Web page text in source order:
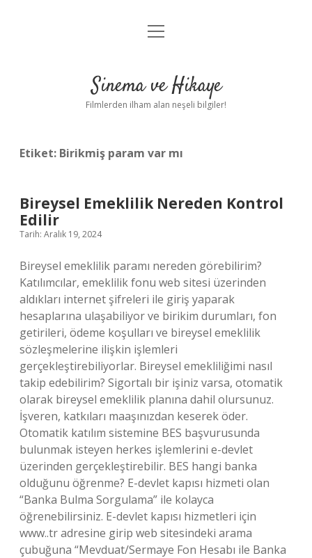
Gizlilik Politikası
Yasal Uyarı
menüyü
Sinema ve Hikaye
Filmlerden ilham alan neşeli bilgiler!
Etiket: Birikmiş param var mı
Bireysel Emeklilik Nereden Kontrol
Edilir
Tarih: Aralık 19, 2024
Bireysel emeklilik paramı nereden görebilirim?
Katılımcılar, emeklilik fonu web sitesi üzerinden
aldıkları internet şifreleri ile giriş yaparak
hesaplarına ulaşabiliyor ve birikim durumları, fon
getirileri, ödeme koşulları ve bireysel emeklilik
sözleşmelerine ilişkin işlemleri
gerçekleştirebiliyorlar. Bireysel emekliliğimi nasıl
takip edebilirim? Sigortalı bir işiniz varsa, otomatik
olarak bireysel emeklilik planına dahil olursunuz.
İşveren, katkıları maaşınızdan keserek öder.
Otomatik katılım sistemine BES başvurusunda
bulunmak isteyen herkes işlemlerini e-devlet
üzerinden gerçekleştirebilir. BES hangi banka
olduğunu öğrenme? E-devlet kapısı hizmeti olan
“Banka Bulma Sorgulama” ile kolayca
öğrenebilirsiniz. E-devlet kapısı hizmetleri için
www..tr adresine girip web sitesindeki arama
çubuğuna “Mevduat/Sermaye Fon Hesabı ile Banka